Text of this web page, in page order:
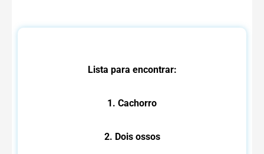
Lista para encontrar:
1. Cachorro
2. Dois ossos